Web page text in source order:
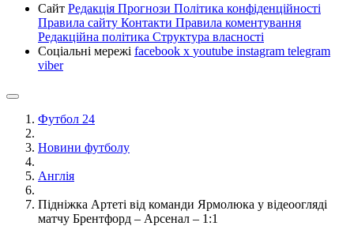
Сайт Редакція Прогнози Політика конфіденційності
Правила сайту Контакти Правила коментування
Редакційна політика Структура власності
Соціальні мережі facebook x youtube instagram telegram
viber
Футбол 24
Новини футболу
Англія
Підніжка Артеті від команди Ярмолюка у відеоогляді
матчу Брентфорд – Арсенал – 1:1